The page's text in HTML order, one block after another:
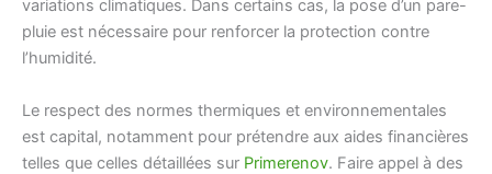
variations climatiques. Dans certains cas, la pose d’un pare-
pluie est nécessaire pour renforcer la protection contre
l’humidité.
Le respect des normes thermiques et environnementales
est capital, notamment pour prétendre aux aides financières
telles que celles détaillées sur Primerenov. Faire appel à des